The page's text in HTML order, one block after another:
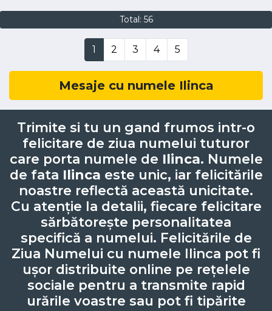
Total: 56
1 2 3 4 5
Mesaje cu numele Ilinca
Trimite si tu un gand frumos intr-o
felicitare de ziua numelui tuturor
care porta numele de Ilinca. Numele
de fata Ilinca este unic, iar felicitările
noastre reflectă această unicitate.
Cu atenție la detalii, fiecare felicitare
sărbătorește personalitatea
specifică a numelui. Felicitările de
Ziua Numelui cu numele Ilinca pot fi
ușor distribuite online pe rețelele
sociale pentru a transmite rapid
urările voastre sau pot fi tipărite